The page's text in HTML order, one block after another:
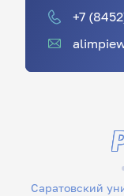
+7
Саратовский